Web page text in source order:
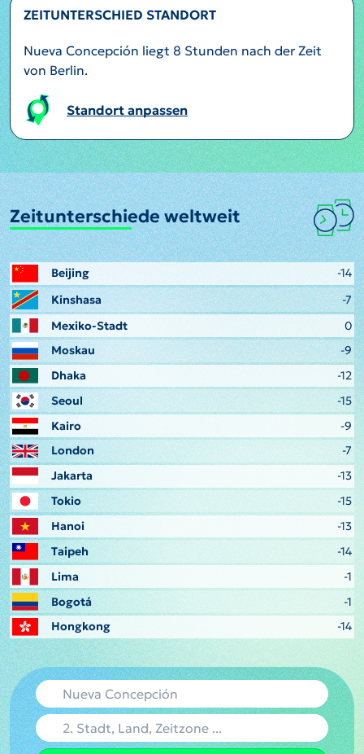
ZEITUNTERSCHIED STANDORT
Nueva Concepción liegt 8 Stunden nach der Zeit
von Berlin.
Standort anpassen
Zeitunterschiede weltweit
Beijing
-14
Kinshasa
-7
Mexiko-Stadt
0
Moskau
-9
Dhaka
-12
Seoul
-15
Kairo
-9
London
-7
Jakarta
-13
Tokio
-15
Hanoi
-13
Taipeh
-14
Lima
-1
Bogotá
-1
Hongkong
-14